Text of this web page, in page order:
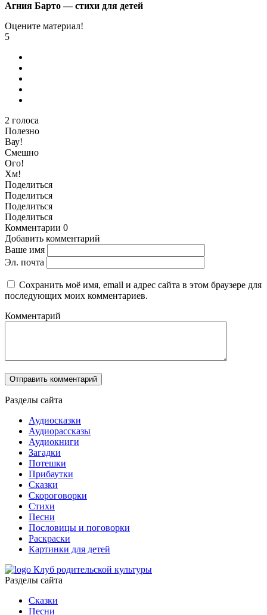
Агния Барто — стихи для детей
Оцените материал!
5
2 голоса
Полезно
Вау!
Смешно
Ого!
Хм!
Поделиться
Поделиться
Поделиться
Поделиться
Комментарии 0
Добавить комментарий
Ваше имя
Эл. почта
Сохранить моё имя, email и адрес сайта в этом браузере для
последующих моих комментариев.
Комментарий
Разделы сайта
Аудиосказки
Аудиорассказы
Аудиокниги
Загадки
Потешки
Прибаутки
Сказки
Скороговорки
Стихи
Песни
Пословицы и поговорки
Раскраски
Картинки для детей
Клуб родительской культуры
Разделы сайта
Сказки
Песни